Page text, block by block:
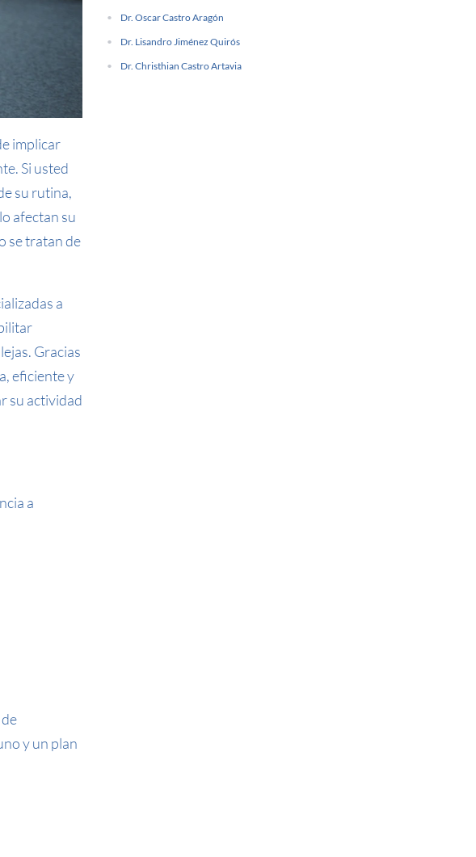
implicar
Si usted
su rutina,
afectan su
se tratan de
a
Gracias
eficiente y
su actividad
a
y un plan
Dr. Oscar Castro Aragón
Dr. Lisandro Jiménez Quirós
Dr. Christhian Castro Artavia